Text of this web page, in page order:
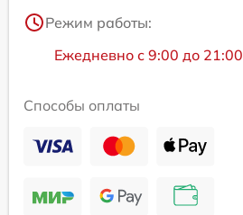
Режим работы:
Ежедневно с 9:00 до 21:00
Способы оплаты